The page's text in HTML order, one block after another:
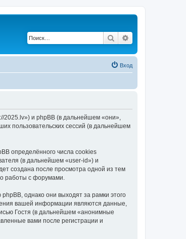
Поиск
Вход
2025.lv») и phpBB (в дальнейшем «они»,
пользовательских сессий (в дальнейшем
определённого числа cookies
(в дальнейшем «user-id») и
создана после просмотра одной из тем
работы с форумами.
однако они выходят за рамки этого
вашей информации являются данные,
Гостя (в дальнейшем «анонимные
вами после регистрации и